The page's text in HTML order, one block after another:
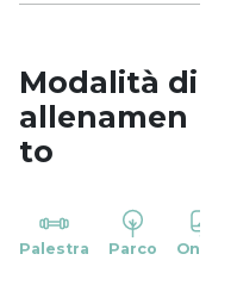
Modalità di
allenamen
to
Palestra Parco Online